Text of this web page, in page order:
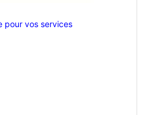
pour vos services